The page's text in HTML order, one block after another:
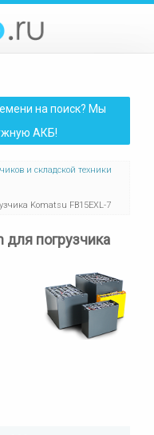
на поиск? Мы
АКБ!
и складской техники
Komatsu FB15EXL-7
для погрузчика